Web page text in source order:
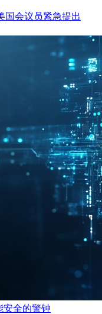
国会议员紧急提出
安全的警钟